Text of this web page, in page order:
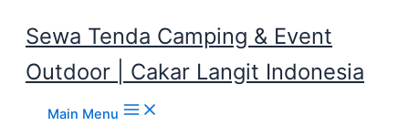
Sewa Tenda Camping & Event
Outdoor | Cakar Langit Indonesia
Main Menu